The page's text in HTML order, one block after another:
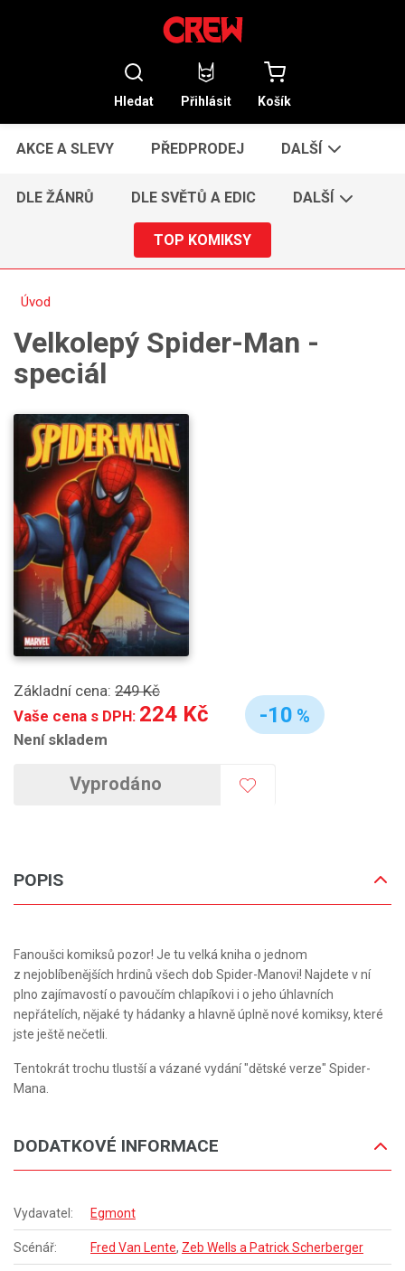
Hledat Přihlásit Košík
AKCE A SLEVY PŘEDPRODEJ DALŠÍ
DLE ŽÁNRŮ DLE SVĚTŮ A EDIC DALŠÍ
TOP KOMIKSY
Úvod
Velkolepý Spider-Man -
speciál
Základní cena: 249 Kč
Vaše cena s DPH: 224 Kč
Není skladem
-10 %
Vyprodáno
POPIS
Fanoušci komiksů pozor! Je tu velká kniha o jednom
z nejoblíbenějších hrdinů všech dob Spider-Manovi! Najdete v ní
plno zajímavostí o pavoučím chlapíkovi i o jeho úhlavních
nepřátelích, nějaké ty hádanky a hlavně úplně nové komiksy, které
jste ještě nečetli.
Tentokrát trochu tlustší a vázané vydání "dětské verze" Spider-
Mana.
DODATKOVÉ INFORMACE
Vydavatel: Egmont
Scénář: Fred Van Lente, Zeb Wells a Patrick Scherberger